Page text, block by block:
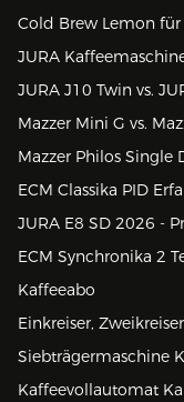
Cold Brew Lemon
JURA
JURA J10 Twin vs.
Mazzer Mini G vs.
Mazzer Philos Single
ECM Classika PID
JURA E8 SD 2026 -
ECM Synchronika 2
Kaffeeabo
Einkreiser,
Siebträgermaschine
Kaffeevollautomat